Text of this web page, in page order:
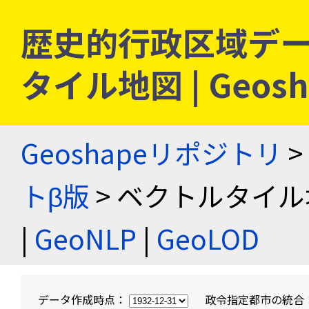
歴史的行政区域デ
タイル地図 |
Geoshapeリポジトリ >
トβ版 > ベクトルタイ
| GeoNLP | GeoLOD
データ作成時点： 政令指定都市の統